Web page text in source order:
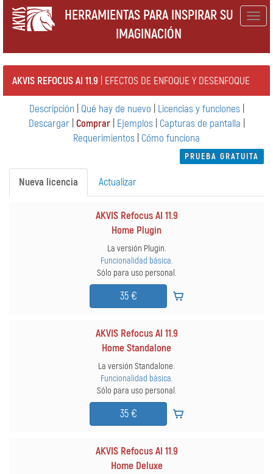
HERRAMIENTAS PARA INSPIRAR SU
IMAGINACIÓN
AKVIS REFOCUS AI 11.9 | EFECTOS DE ENFOQUE Y DESENFOQUE
Descripción Qué hay de nuevo Licencias y funciones|
Descargar| Comprar| Ejemplos| Capturas de pantalla
Requerimientos Cómo funciona
PRUEBA GRATUITA
Nueva licencia Actualizar
AKVIS Refocus AI 11.9
Home Plugin
La versión Plugin.
Funcionalidad básica.
Sólo para uso personal.
35 €
AKVIS Refocus AI 11.9
Home Standalone
La versión Standalone.
Funcionalidad básica.
Sólo para uso personal.
35 €
AKVIS Refocus AI 11.9
Home Deluxe